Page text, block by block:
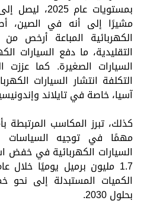
الكهربائية المباعة أرخص
التقليدية، ما دفع السيارات
السيارات الصغيرة. كما عززت
التكلفة انتشار السيارات
آسيا، خاصة في تايلاند
كذلك، تبرز المكاسب المرتبطة
مهمًا في توجيه السياسات
السيارات الكهربائية في خفض
الكميات المستبدلة إلى نحو
بحلول 2030.